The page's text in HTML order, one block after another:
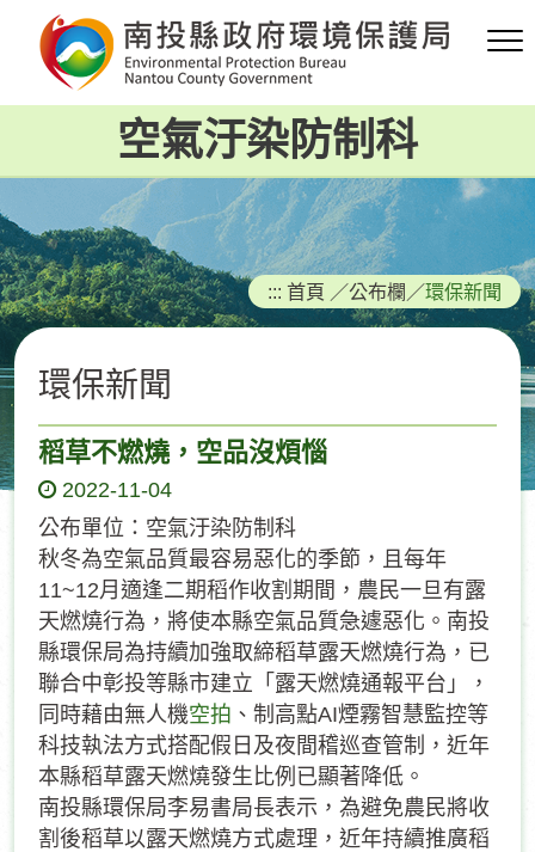
要
容
區
塊
空氣汙染防制科
::: 首頁 ／公布欄 ／環保新聞
環保新聞
稻草不燃燒，空品沒煩惱
2022-11-04
公布單位：空氣汙染防制科
秋冬為空氣品質最容易惡化的季節，且每年
11~12月適逢二期稻作收割期間，農民一旦有露
天燃燒行為，將使本縣空氣品質急遽惡化。南投
縣環保局為持續加強取締稻草露天燃燒行為，已
聯合中彰投等縣市建立「露天燃燒通報平台」，
同時藉由無人機空拍 、制高點AI煙霧智慧監控等
科技執法方式搭配假日及夜間稽巡查管制，近年
本縣稻草露天燃燒發生比例已顯著降低。
南投縣環保局李易書局長表示，為避免農民將收
割後稻草以露天燃燒方式處理，近年持續推廣稻